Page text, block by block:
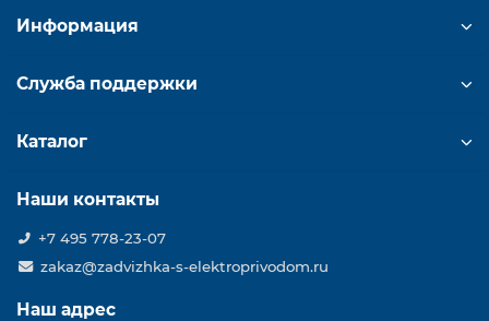
Информация
Служба поддержки
Каталог
Наши контакты
+7 495 778-23-07
zakaz@zadvizhka-s-elektroprivodom.ru
Наш адрес